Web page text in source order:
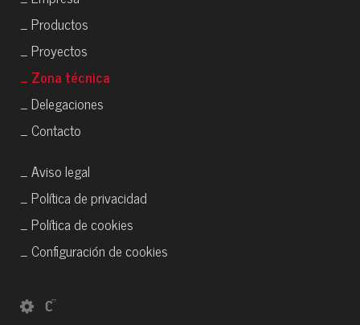
_ Productos
_ Proyectos
_ Zona técnica
_ Delegaciones
_ Contacto
_ Aviso legal
_ Política de privacidad
_ Política de cookies
_ Configuración de cookies